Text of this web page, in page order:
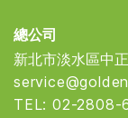
總公司
新北市淡水區中
TEL: 02-2808-